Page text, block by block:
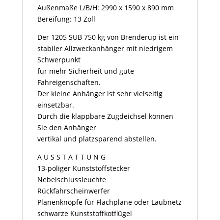
Außenmaße L/B/H: 2990 x 1590 x 890 mm
Bereifung: 13 Zoll
Der 1205 SUB 750 kg von Brenderup ist ein
stabiler Allzweckanhänger mit niedrigem
Schwerpunkt
für mehr Sicherheit und gute
Fahreigenschaften.
Der kleine Anhänger ist sehr vielseitig
einsetzbar.
Durch die klappbare Zugdeichsel können
Sie den Anhänger
vertikal und platzsparend abstellen.
A U S S T A T T U N G
13-poliger Kunststoffstecker
Nebelschlussleuchte
Rückfahrscheinwerfer
Planenknöpfe für Flachplane oder Laubnetz
schwarze Kunststoffkotflügel